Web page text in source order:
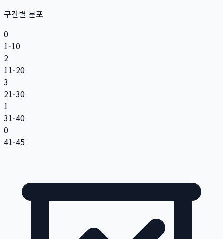
구간별 분포
0
1-10
2
11-20
3
21-30
1
31-40
0
41-45